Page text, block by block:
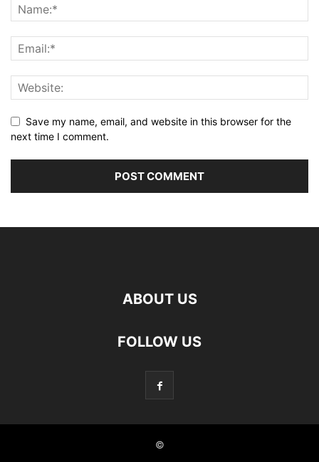
Save my name, email, and website in this browser for the
next time I comment.
ABOUT US
FOLLOW US
©